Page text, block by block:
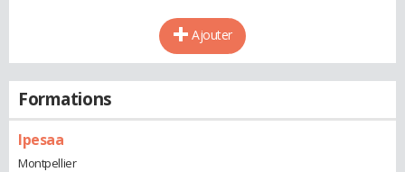
Ajouter
Formations
Ipesaa
Montpellier